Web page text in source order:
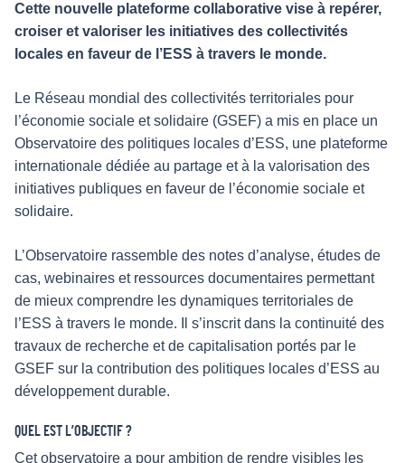
Cette nouvelle plateforme collaborative vise à repérer,
croiser et valoriser les initiatives des collectivités
locales en faveur de l’ESS à travers le monde.
Le Réseau mondial des collectivités territoriales pour
l’économie sociale et solidaire (GSEF) a mis en place un
Observatoire des politiques locales d’ESS, une plateforme
internationale dédiée au partage et à la valorisation des
initiatives publiques en faveur de l’économie sociale et
solidaire.
L’Observatoire rassemble des notes d’analyse, études de
cas, webinaires et ressources documentaires permettant
de mieux comprendre les dynamiques territoriales de
l’ESS à travers le monde. Il s’inscrit dans la continuité des
travaux de recherche et de capitalisation portés par le
GSEF sur la contribution des politiques locales d’ESS au
développement durable.
QUEL EST L’OBJECTIF ?
Cet observatoire a pour ambition de rendre visibles les